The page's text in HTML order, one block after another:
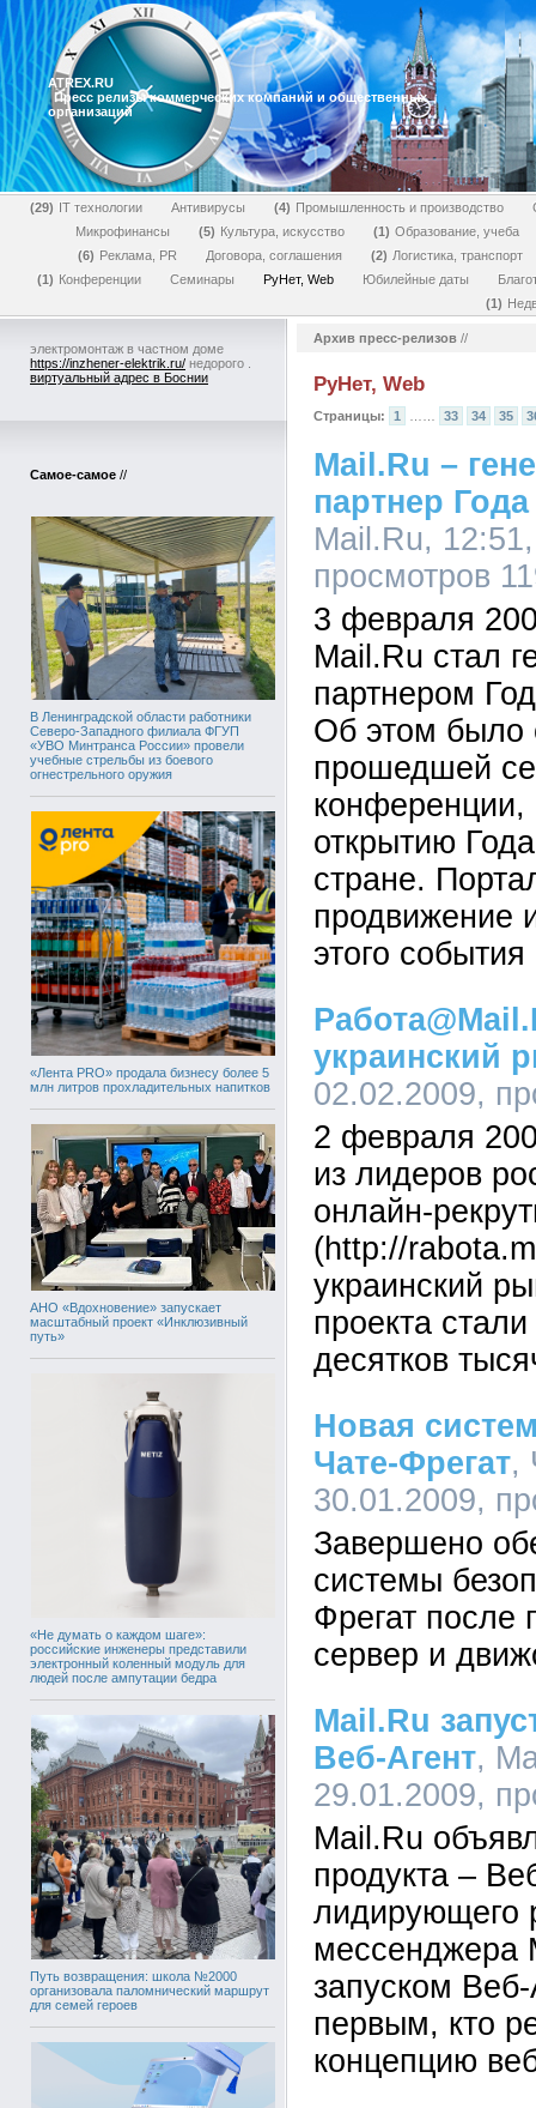
ATREX.RU
Пресс релизы коммерческих компаний и общественных
организаций
29 IT технологии Антивирусы 4 Промышленность и производство
Микрофинансы
5 Культура, искусство 1
Образование, учеба
6
Реклама, PR Договора, соглашения 2
Логистика, транспорт
1
Конференции Семинары РуНет, Web Юбилейные даты
1
электромонтаж в частном доме
https://inzhener-elektrik.ru/ недорого .
виртуальный адрес в Боснии
Самое-самое //
В Ленинградской области работники
Северо-Западного филиала ФГУП
«УВО Минтранса России» провели
учебные стрельбы из боевого
огнестрельного оружия
«Лента PRO» продала бизнесу более 5
млн литров прохладительных напитков
АНО «Вдохновение» запускает
масштабный проект «Инклюзивный
путь»
«Не думать о каждом шаге»:
российские инженеры представили
электронный коленный модуль для
людей после ампутации бедра
Путь возвращения: школа №2000
организовала паломнический маршрут
для семей героев
Архив пресс-релизов //
РуНет, Web
Страницы: 1 33 34 35
Mail.Ru –
партнер
Mail.Ru,
просмотров
3 февраля
Mail.Ru стал
партнером
Об этом было
прошедшей
открытию
стране.
продвижение
этого
украинский
02.02.2009,
2 февраля
из лидеров
онлайн-
(http://
украинский
проекта
десятков
Новая
Чате-Фрегат,
30.01.2009,
Завершено
системы
Фрегат после
сервер и
Mail.Ru
Веб-Агент,
29.01.2009,
Mail.Ru
продукта –
лидирующего
мессенджера
запуском
первым, кто
концепцию